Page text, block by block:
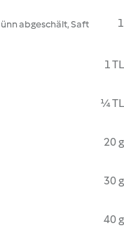
abgeschält, Saft
1
1 TL
¼ TL
20 g
30 g
40 g